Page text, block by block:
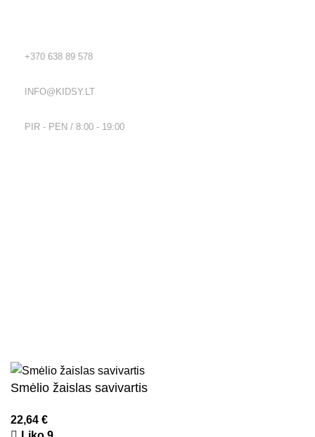
+370 638 89 578
INFO@KIDSY.LT
PIR - PEN / 8:00 - 19:00
Smėlio žaislas savivartis
22,64 €